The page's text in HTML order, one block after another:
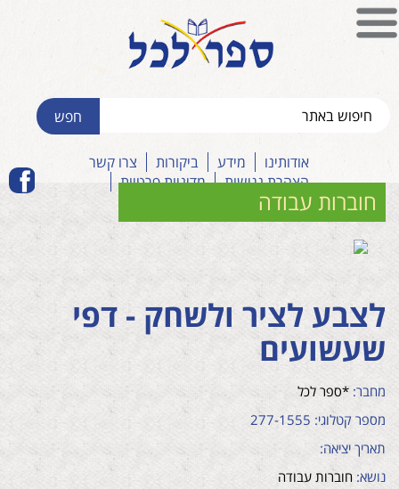
אודותינו מידע ביקורות
צרו קשר
הצהרת נגישות
מדיניות פרטיות
חוברות עבודה
לצבע לציר ולשחק - דפי
שעשועים
מחבר: *ספר לכל
מספר קטלוגי: 277-1555
תאריך יציאה:
נושא: חוברות עבודה